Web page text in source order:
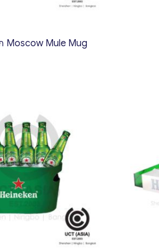
Moscow Mule Mug